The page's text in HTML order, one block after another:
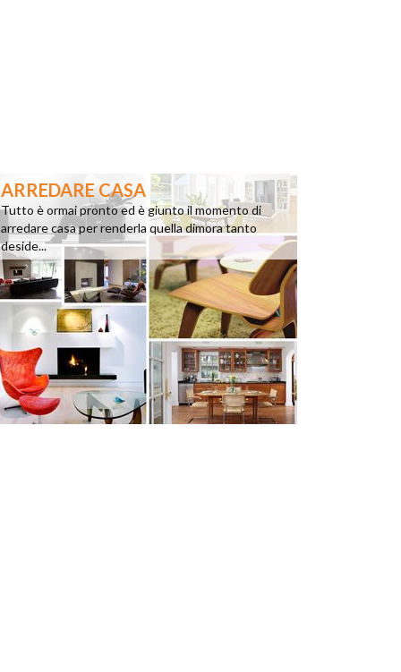
ARREDARE CASA
Tutto è ormai pronto ed è giunto il momento di
arredare casa per renderla quella dimora tanto
deside...